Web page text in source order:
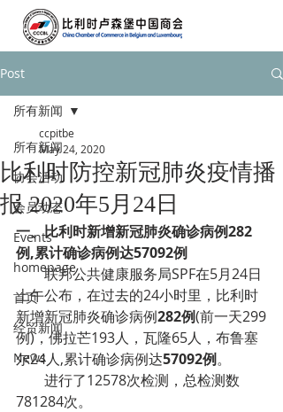
Post
所有新闻
协会活动
会员动态
Events
homepage
首页
经贸新闻
News
所有新闻
比利时防控新冠肺炎疫情播
报 2020年5月24日
ccpitbe
May 24, 2020
一、比利时新增新冠肺炎确诊病例282
例,累计确诊病例达57092例
        联邦公共健康服务局SPF在5月24日
上午公布，在过去的24小时里，比利时
新增新冠肺炎确诊病例282例(前一天299
例)，佛拉芒193人，瓦隆65人，布鲁塞
尔24人,累计确诊病例达57092例。
781284次。